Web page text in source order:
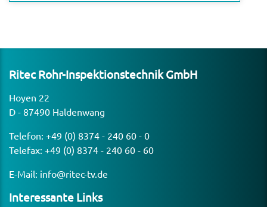
Ritec Rohr-Inspek­ti­ons­technik GmbH
Hoyen 22
D - 87490 Haldenwang
Telefon: +49 (0) 8374 - 240 60 - 0
Telefax: +49 (0) 8374 - 240 60 - 60
E-Mail: info@ritec-tv.de
Inter­es­sante Links